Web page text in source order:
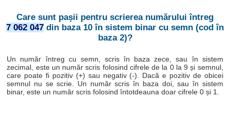
Care sunt pașii pentru scrierea numărului întreg
7 062 047 din baza 10 în sistem binar cu semn (cod în
baza 2)?
Un număr întreg cu semn, scris în baza zece, sau în sistem
zecimal, este un număr scris folosind cifrele de la 0 la 9 și semnul,
care poate fi pozitiv (+) sau negativ (-). Dacă e pozitiv de obicei
semnul nu se scrie. Un număr scris în baza doi, sau în sistem
binar, este un număr scris folosind întotdeauna doar cifrele 0 și 1.